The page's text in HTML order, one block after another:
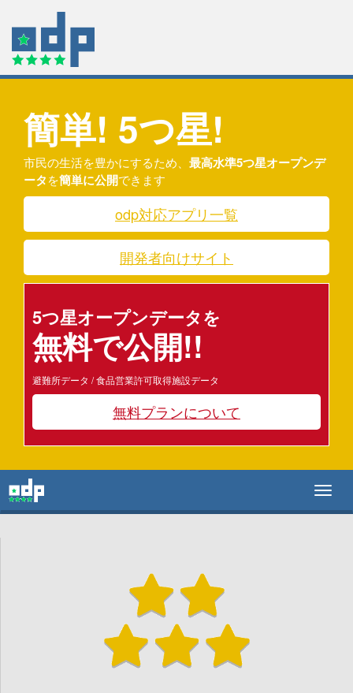
簡単! 5つ星!
市民の生活を豊かにするため、 最高水準5つ星オープンデ
ータを簡単に公開できます
odp対応アプリ一覧
開発者向けサイト
5つ星オープンデータを
無料で公開!!
避難所データ / 食品営業許可取得施設データ
無料プランについて